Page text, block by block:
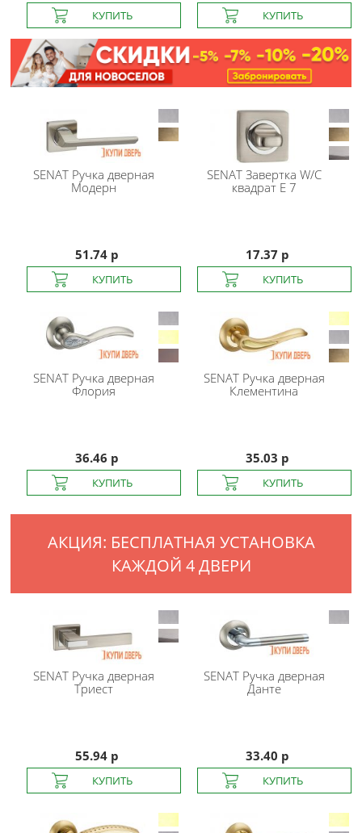
SENATРучка дверная
Модерн
51.74 р
SENATЗавертка W/C
квадрат E 7
17.37 р
SENATРучка дверная
Флория
36.46 р
SENATРучка дверная
Клементина
35.03 р
АКЦИЯ: БЕСПЛАТНАЯ УСТАНОВКА
КАЖДОЙ 4 ДВЕРИ
SENATРучка дверная
Триест
55.94 р
SENATРучка дверная
Данте
33.40 р